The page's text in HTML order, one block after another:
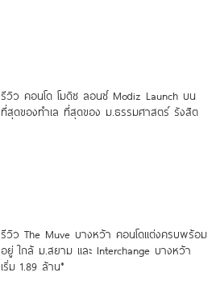
รีวิว คอนโด โมดิซ ลอนซ์ Modiz Launch บน
ที่สุดของทำเล ที่สุดของ ม.ธรรมศาสตร์ รังสิต
รีวิว The Muve บางหว้า คอนโดแต่งครบพร้อม
อยู่ ใกล้ ม.สยาม และ Interchange บางหว้า
เริ่ม 1.89 ล้าน*